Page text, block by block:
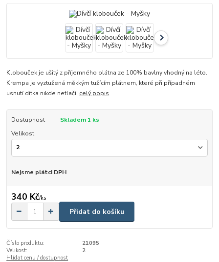
Klobouček je ušitý z příjemného plátna ze 100% bavlny vhodný na léto.
Krempa je vyztužená měkkým tužícím plátnem, které při případném
usnutí dítka nikde netlačí. celý popis
Dostupnost
Skladem 1 ks
Velikost
Nejsme plátci DPH
340 Kč/ks
Přidat do košíku
Číslo produktu:
21095
Velikost:
2
Hlídat cenu / dostupnost